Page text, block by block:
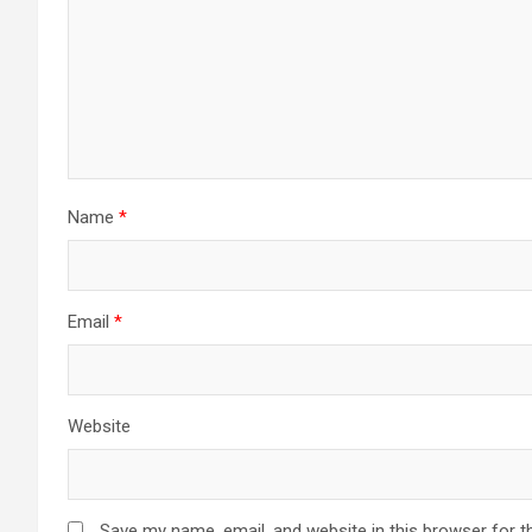
Name *
Email *
Website